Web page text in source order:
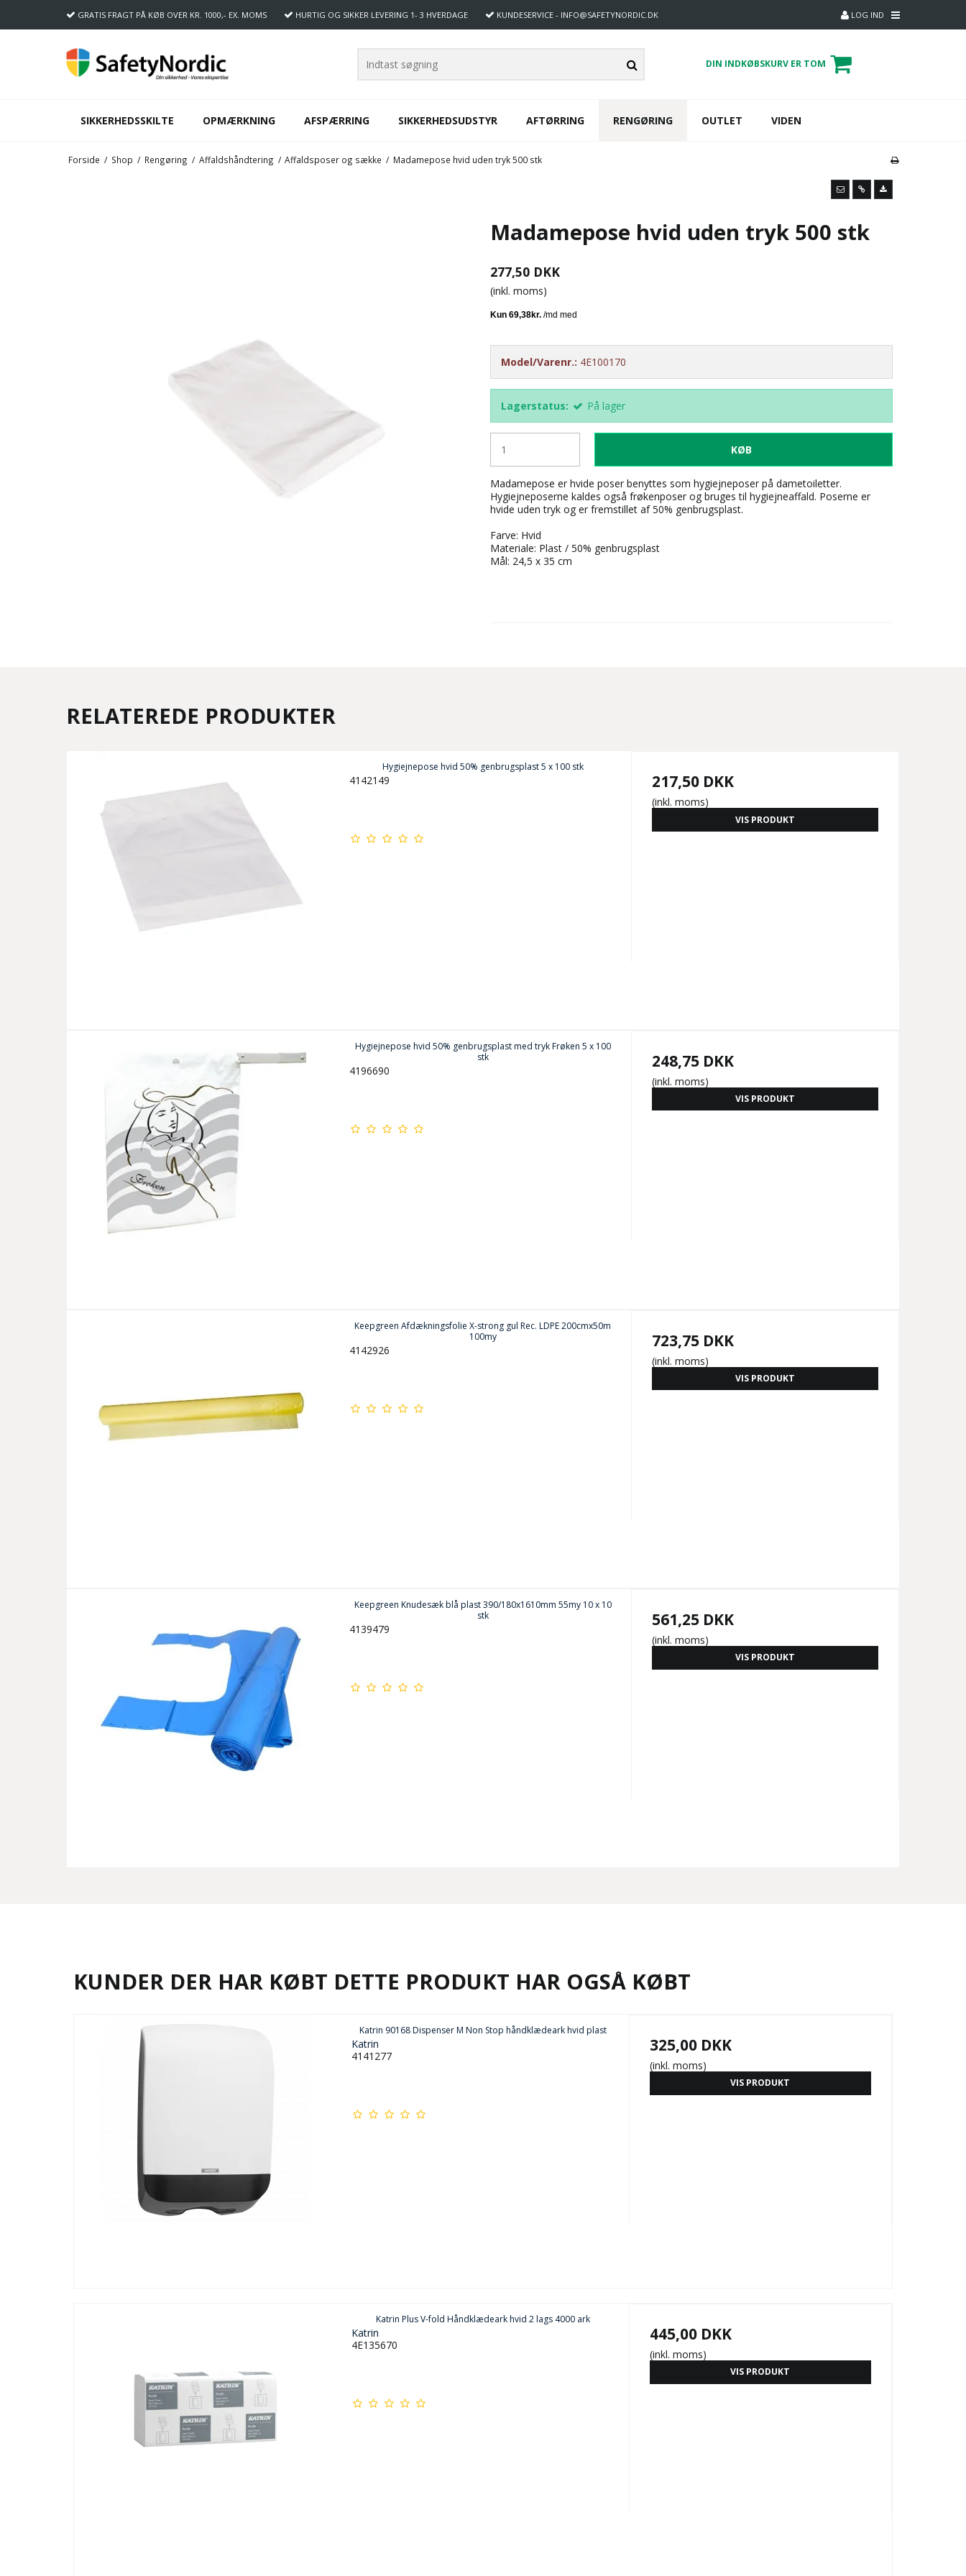
GRATIS FRAGT PÅ KØB OVER KR. 1000,- EX. MOMS HURTIG OG SIKKER LEVERING 1- 3 HVERDAGE KUNDESERVICE - INFO@SAFETYNORDIC.DK LOG IND
DIN INDKØBSKURV ER TOM
SIKKERHEDSSKILTE OPMÆRKNING AFSPÆRRING SIKKERHEDSUDSTYR AFTØRRING RENGØRING OUTLET VIDEN
Forside / Shop / Rengøring / Affaldshåndtering / Affaldsposer og sække / Madamepose hvid uden tryk 500 stk
Madamepose hvid uden tryk 500 stk
277,50 DKK
(inkl. moms)
Model/Varenr.: 4E100170
Lagerstatus: På lager
KØB
Madamepose er hvide poser benyttes som hygiejneposer på dametoiletter.
Hygiejneposerne kaldes også frøkenposer og bruges til hygiejneaffald. Poserne er
hvide uden tryk og er fremstillet af 50% genbrugsplast.
Farve: Hvid
Materiale: Plast / 50% genbrugsplast
Mål: 24,5 x 35 cm
RELATEREDE PRODUKTER
Hygiejnepose hvid 50% genbrugsplast 5 x 100 stk
4142149 217,50 DKK
(inkl. moms)
VIS PRODUKT
Hygiejnepose hvid 50% genbrugsplast med tryk Frøken 5 x 100
stk
4196690 248,75 DKK
(inkl. moms)
VIS PRODUKT
Keepgreen Afdækningsfolie X-strong gul Rec. LDPE 200cmx50m
100my
4142926 723,75 DKK
(inkl. moms)
VIS PRODUKT
Keepgreen Knudesæk blå plast 390/180x1610mm 55my 10 x 10
stk
4139479 561,25 DKK
(inkl. moms)
VIS PRODUKT
KUNDER DER HAR KØBT DETTE PRODUKT HAR OGSÅ KØBT
Katrin 90168 Dispenser M Non Stop håndklædeark hvid plast
Katrin
4141277
325,00 DKK
(inkl. moms)
VIS PRODUKT
Katrin Plus V-fold Håndklædeark hvid 2 lags 4000 ark
Katrin
4E135670
445,00 DKK
(inkl. moms)
VIS PRODUKT